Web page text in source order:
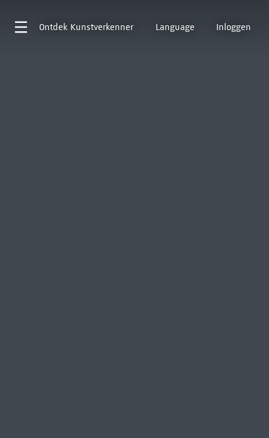
Ontdek Kunstverkenner Language Inloggen